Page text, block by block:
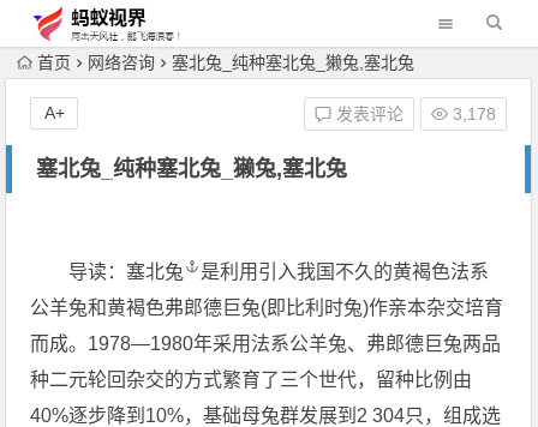
首页 网络咨询 塞北兔_纯种塞北兔_獭兔,塞北兔
塞北兔_纯种塞北兔_獭兔,塞北兔
发表评论 3,178
A+
导读： 塞北兔
是利用引入我国不久的黄褐色法系
公羊兔和黄褐色弗郎德巨兔(即比利时兔)作亲本杂交培育
而成。1978—1980年采用法系公羊兔、弗郎德巨兔两品
种二元轮回杂交的方式繁育了三个世代，留种比例由
40%逐步降到10%，基础母兔群发展到2 304只，组成选